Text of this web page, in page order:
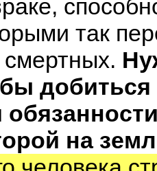
так
на